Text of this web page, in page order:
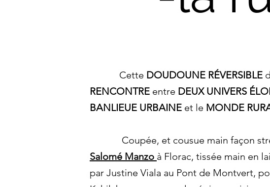
Cette DOUDOUNE RÉVERSIBLE
RENCONTRE entre DEUX UNIVERS
BANLIEUE URBAINE et le MONDE
Coupée, et cousue main façon
Salomé Manzo à Florac, tissée main en
par Justine Viala au Pont de Montvert,